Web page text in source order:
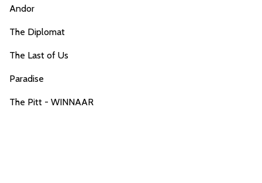
Andor
The Diplomat
The Last of Us
Paradise
The Pitt - WINNAAR